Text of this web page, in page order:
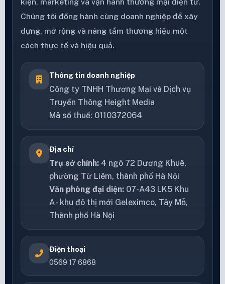
Chúng tôi đồng hành cùng doanh nghiệp để xây
dựng, mở rộng và nâng tầm thương hiệu một
cách thực tế và hiệu quả.
Thông tin doanh nghiệp
Công ty TNHH Thương Mại và Dịch vụ
Truyền Thông Height Media
Mã số thuế: 0110372064
Địa chỉ
Trụ sở chính: 4 ngõ 72 Dương Khuê,
phường Từ Liêm, thành phố Hà Nội
Văn phòng đại diện: 07-A43 LK5 Khu
A - khu đô thị mới Geleximco, Tây Mỗ,
Thành phố Hà Nội
Điện thoại
0569 17 6868